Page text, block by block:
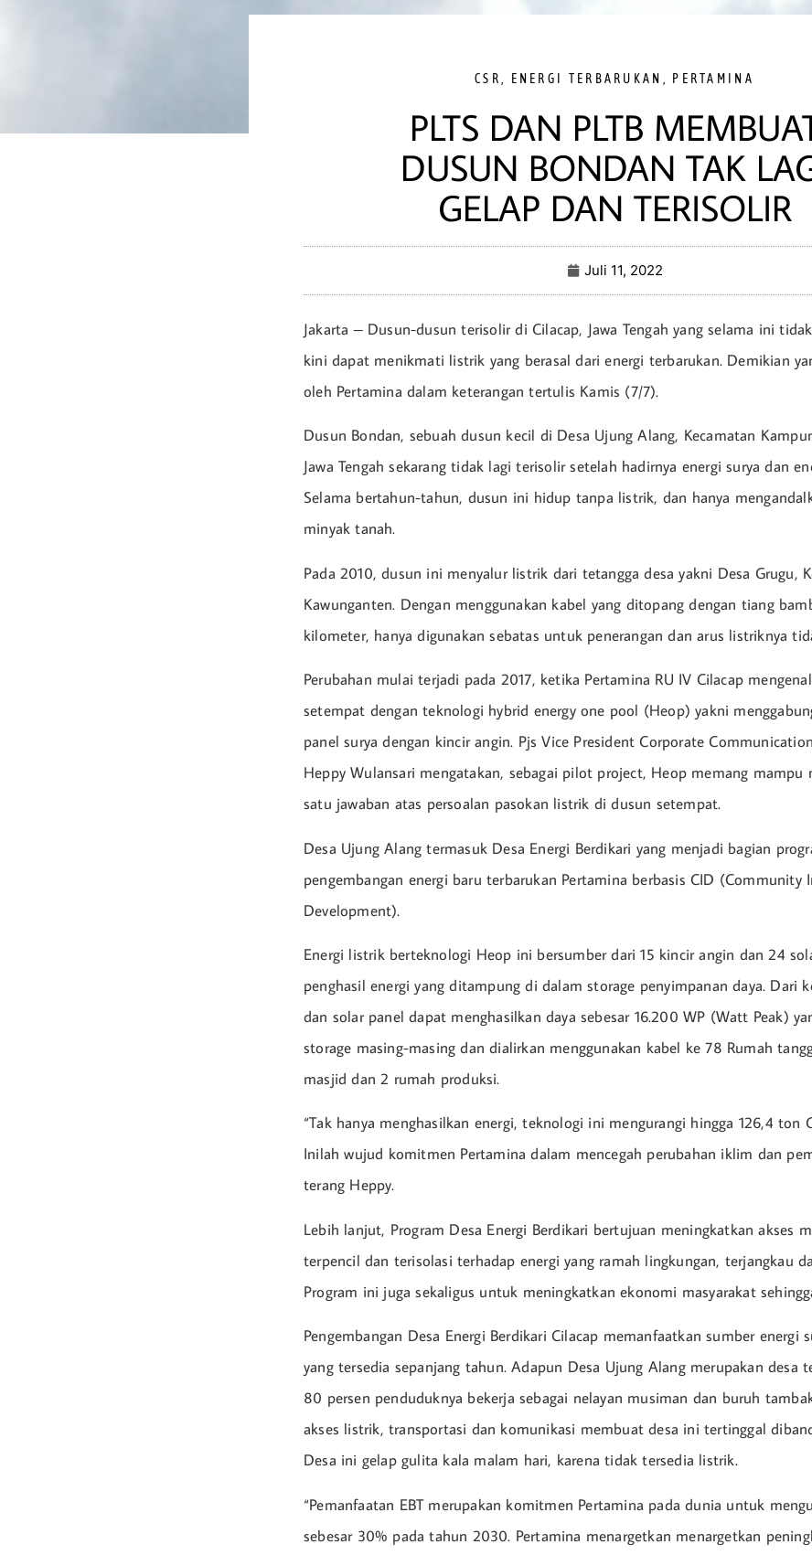
CSR ENERGI TERBARUKAN PERTAMINA
PLTS DAN PLTB
DUSUN BONDAN TAK
GELAP DAN TERISOLIR
Juli 11, 2022
Jakarta – Dusun-dusun terisolir di Cilacap, Jawa Tengah yang selama ini
kini dapat menikmati listrik yang berasal dari energi terbarukan. Demikian
oleh Pertamina dalam keterangan tertulis Kamis (7/7).
Dusun Bondan, sebuah dusun kecil di Desa Ujung Alang, Kecamatan
Jawa Tengah sekarang tidak lagi terisolir setelah hadirnya energi surya dan
Selama bertahun-tahun, dusun ini hidup tanpa listrik, dan hanya
minyak tanah.
Pada 2010, dusun ini menyalur listrik dari tetangga desa yakni Desa Grugu,
Kawunganten. Dengan menggunakan kabel yang ditopang dengan tiang
kilometer, hanya digunakan sebatas untuk penerangan dan arus listriknya
Perubahan mulai terjadi pada 2017, ketika Pertamina RU IV Cilacap
setempat dengan teknologi hybrid energy one pool (Heop) yakni
panel surya dengan kincir angin. Pjs Vice President Corporate
Heppy Wulansari mengatakan, sebagai pilot project, Heop memang mampu
satu jawaban atas persoalan pasokan listrik di dusun setempat.
Desa Ujung Alang termasuk Desa Energi Berdikari yang menjadi bagian
pengembangan energi baru terbarukan Pertamina berbasis CID (Community
Development).
Energi listrik berteknologi Heop ini bersumber dari 15 kincir angin dan 24
penghasil energi yang ditampung di dalam storage penyimpanan daya. Dari
dan solar panel dapat menghasilkan daya sebesar 16.200 WP (Watt Peak)
storage masing-masing dan dialirkan menggunakan kabel ke 78 Rumah
masjid dan 2 rumah produksi.
“Tak hanya menghasilkan energi, teknologi ini mengurangi hingga 126,4 ton
Inilah wujud komitmen Pertamina dalam mencegah perubahan iklim dan
terang Heppy.
Lebih lanjut, Program Desa Energi Berdikari bertujuan meningkatkan akses
terpencil dan terisolasi terhadap energi yang ramah lingkungan, terjangkau
Program ini juga sekaligus untuk meningkatkan ekonomi masyarakat
Pengembangan Desa Energi Berdikari Cilacap memanfaatkan sumber energi
yang tersedia sepanjang tahun. Adapun Desa Ujung Alang merupakan desa
80 persen penduduknya bekerja sebagai nelayan musiman dan buruh
akses listrik, transportasi dan komunikasi membuat desa ini tertinggal
Desa ini gelap gulita kala malam hari, karena tidak tersedia listrik.
“Pemanfaatan EBT merupakan komitmen Pertamina pada dunia untuk
sebesar 30% pada tahun 2030. Pertamina menargetkan menargetkan